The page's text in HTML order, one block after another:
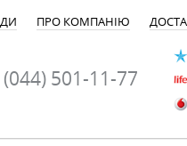
ПРО КОМПАНІЮ
(044) 501-11-77